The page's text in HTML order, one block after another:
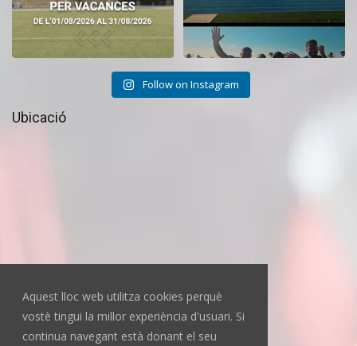
Aquest lloc web utilitza cookies perquè
vostè tingui la millor experiència d'usuari. Si
continua navegant està donant el seu
Follow on Instagram
Ubicació